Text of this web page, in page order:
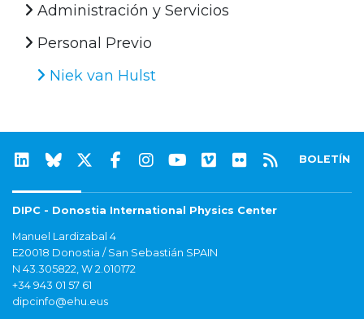
Administración y Servicios
Personal Previo
Niek van Hulst
BOLETÍN
DIPC - Donostia International Physics Center
Manuel Lardizabal 4
E20018 Donostia / San Sebastián SPAIN
N 43.305822, W 2.010172
+34 943 01 57 61
dipcinfo@ehu.eus